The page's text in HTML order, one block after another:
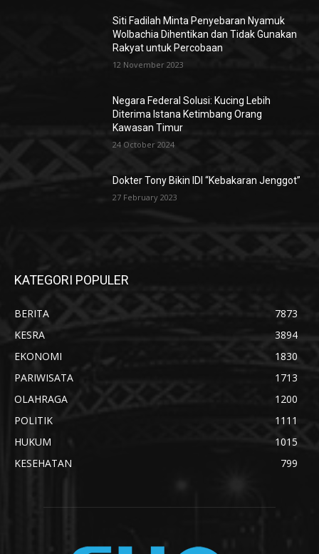
Siti Fadilah Minta Penyebaran Nyamuk
Wolbachia Dihentikan dan Tidak Gunakan
Rakyat untuk Percobaan
12 November 2023
Negara Federal Solusi: Kucing Lebih
Diterima Istana Ketimbang Orang
Kawasan Timur
24 October 2024
Dokter Tony Bikin IDI “Kebakaran Jenggot”
27 February 2023
KATEGORI POPULER
BERITA
7873
KESRA
3894
EKONOMI
1830
PARIWISATA
1713
OLAHRAGA
1200
POLITIK
1111
HUKUM
1015
KESEHATAN
799